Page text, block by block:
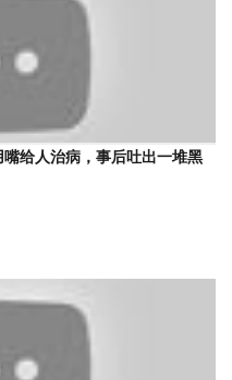
嘴给人治病，事后吐出一堆黑